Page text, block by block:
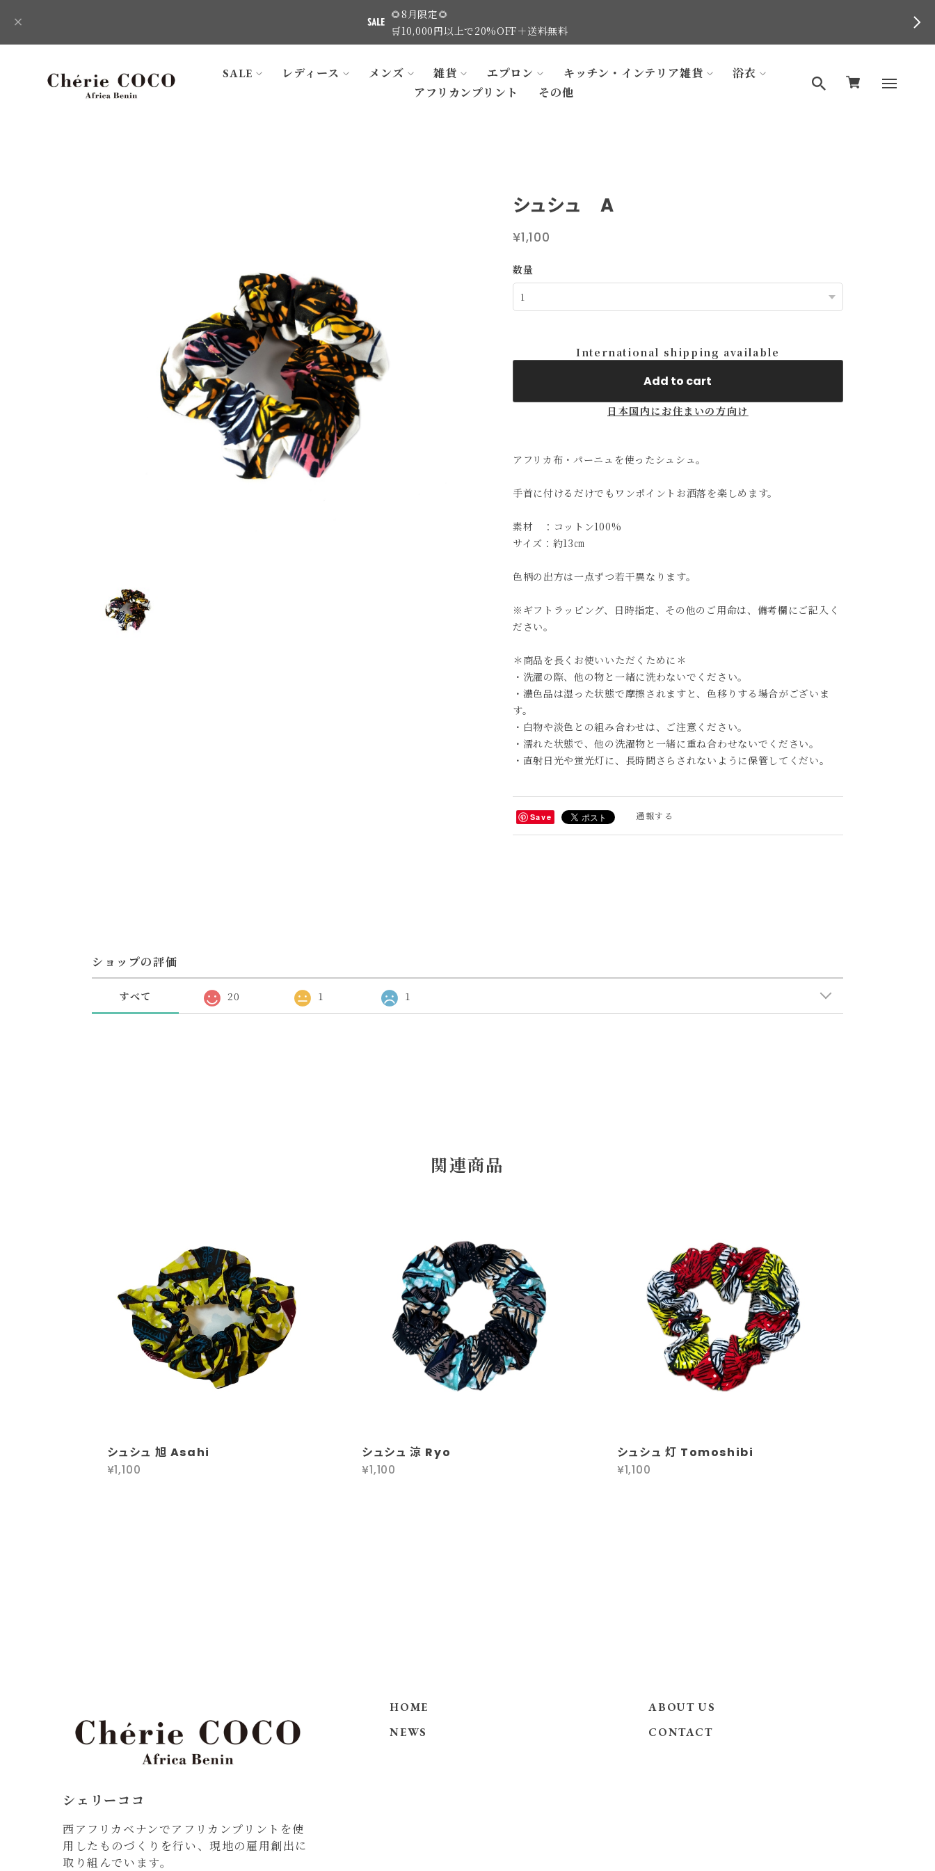
🌻8月限定🌻
🛒10,000円以上で20%OFF＋送料無料
SALE レディース メンズ 雑貨 エプロン キッチン・インテリア雑貨
浴衣
アフリカンプリント
その他
シュシュ A
¥1,100
数量
International shipping available
Add to cart
日本国内にお住まいの方向け
アフリカ布・パーニュを使ったシュシュ。
手首に付けるだけでもワンポイントお洒落を楽しめます。
素材 ：コットン100%
サイズ：約13㎝
色柄の出方は一点ずつ若干異なります。
※ギフトラッピング、日時指定、その他のご用命は、備考欄にご記入く
ださい。
＊商品を長くお使いいただくために＊
・洗濯の際、他の物と一緒に洗わないでください。
・濃色品は湿った状態で摩擦されますと、色移りする場合がございま
す。
・白物や淡色との組み合わせは、ご注意ください。
・濡れた状態で、他の洗濯物と一緒に重ね合わせないでください。
・直射日光や蛍光灯に、長時間さらされないように保管してくだい。
Save 通報する
ショップの評価
すべて 20 1 1
関連商品
シュシュ 旭 Asahi
¥1,100
シュシュ 涼 Ryo
¥1,100
シュシュ 灯 Tomoshibi
¥1,100
シェリーココ
西アフリカベナンでアフリカンプリントを使
用したものづくりを行い、現地の雇用創出に
取り組んでいます。
HOME
ABOUT US
NEWS
CONTACT